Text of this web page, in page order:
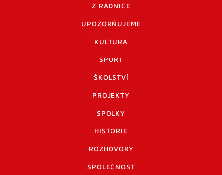
Z RADNICE
UPOZORŇUJEME
KULTURA
SPORT
ŠKOLSTVÍ
PROJEKTY
SPOLKY
HISTORIE
ROZHOVORY
SPOLEČNOST